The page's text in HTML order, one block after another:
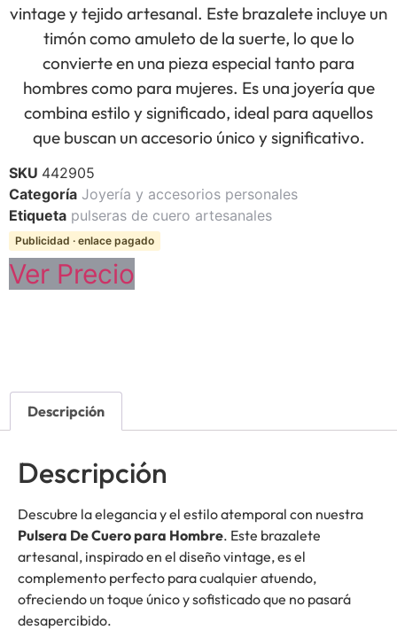
vintage y tejido artesanal. Este brazalete incluye un
timón como amuleto de la suerte, lo que lo
convierte en una pieza especial tanto para
hombres como para mujeres. Es una joyería que
combina estilo y significado, ideal para aquellos
que buscan un accesorio único y significativo.
SKU 442905
Categoría Joyería y accesorios personales
Etiqueta pulseras de cuero artesanales
Publicidad · enlace pagado
Ver Precio
Descripción
Descripción
Descubre la elegancia y el estilo atemporal con nuestra
Pulsera De Cuero para Hombre. Este brazalete
artesanal, inspirado en el diseño vintage, es el
complemento perfecto para cualquier atuendo,
ofreciendo un toque único y sofisticado que no pasará
desapercibido.